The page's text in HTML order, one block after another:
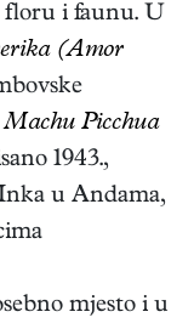
floru i faunu. U
(Amor
Machu Picchua
1943.,
u Andama,
mjesto i u